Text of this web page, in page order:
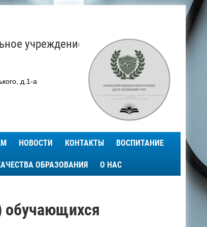
учреждение
д.1-а
НОВОСТИ КОНТАКТЫ ВОСПИТАНИЕ
ОБРАЗОВАНИЯ О НАС
обучающихся